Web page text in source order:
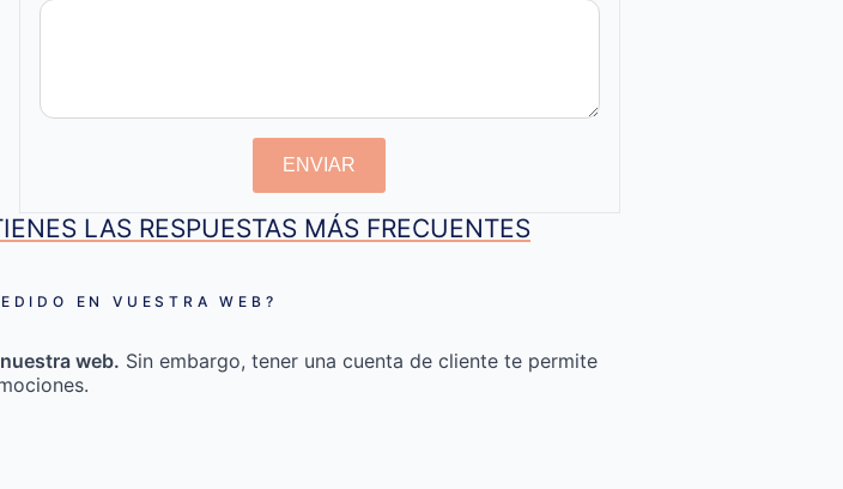
ENVIAR
LAS RESPUESTAS MÁS FRECUENTES
EN VUESTRA WEB?
web. Sin embargo, tener una cuenta de cliente te permite